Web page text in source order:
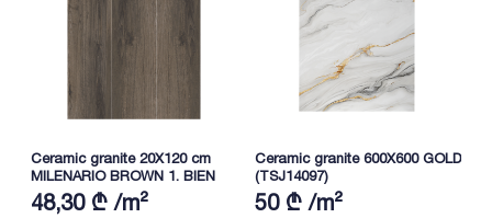
Ceramic granite 20X120 cm
MILENARIO BROWN 1. BIEN
48,30 ₾ /m²
Ceramic granite 600X600 GOLD
(TSJ14097)
50 ₾ /m²